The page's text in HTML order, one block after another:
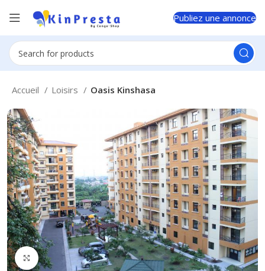
Publiez une annonce
Accueil Loisirs Oasis Kinshasa
Click to enlarge